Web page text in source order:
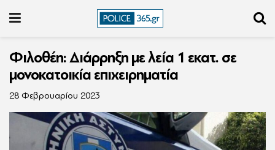
Φιλοθέη: Διάρρηξη με λεία 1 εκατ. σε
μονοκατοικία επιχειρηματία
28 Φεβρουαρίου 2023